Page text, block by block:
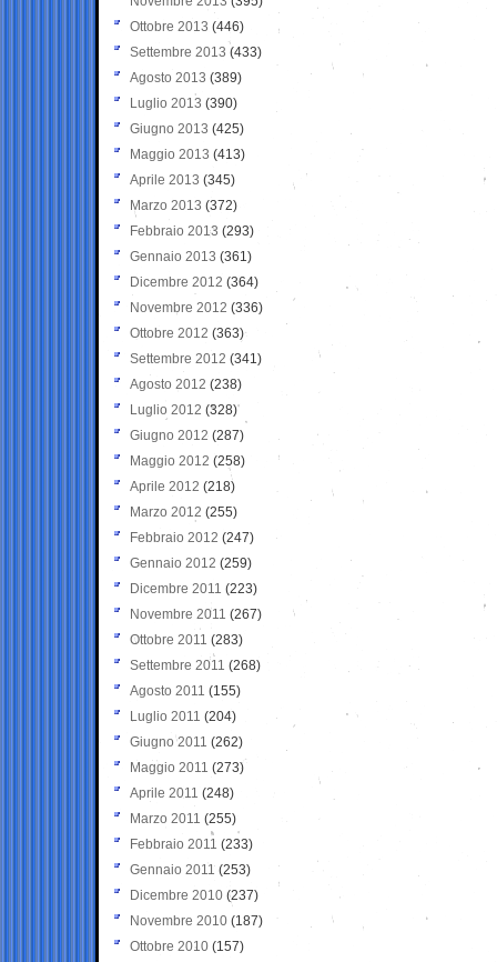
Ottobre 2013 (446)
Settembre 2013 (433)
Agosto 2013 (389)
Luglio 2013 (390)
Giugno 2013 (425)
Maggio 2013 (413)
Aprile 2013 (345)
Marzo 2013 (372)
Febbraio 2013 (293)
Gennaio 2013 (361)
Dicembre 2012 (364)
Novembre 2012 (336)
Ottobre 2012 (363)
Settembre 2012 (341)
Agosto 2012 (238)
Luglio 2012 (328)
Giugno 2012 (287)
Maggio 2012 (258)
Aprile 2012 (218)
Marzo 2012 (255)
Febbraio 2012 (247)
Gennaio 2012 (259)
Dicembre 2011 (223)
Novembre 2011 (267)
Ottobre 2011 (283)
Settembre 2011 (268)
Agosto 2011 (155)
Luglio 2011 (204)
Giugno 2011 (262)
Maggio 2011 (273)
Aprile 2011 (248)
Marzo 2011 (255)
Febbraio 2011 (233)
Gennaio 2011 (253)
Dicembre 2010 (237)
Novembre 2010 (187)
Ottobre 2010 (157)